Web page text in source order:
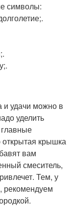
символы:
и удачи можно в
уделить
главные
открытая крышка
вам
смеситель,
Тем, у
рекомендуем